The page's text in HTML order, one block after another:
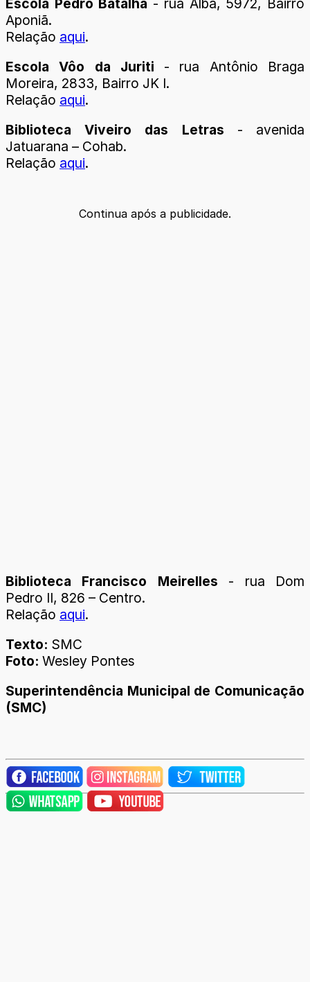
Aponiã.
Relação aqui.
Escola Vôo da Juriti - rua Antônio Braga
Moreira, 2833, Bairro JK I.
Relação aqui.
Biblioteca Viveiro das Letras - avenida
Jatuarana – Cohab.
Relação aqui.
Continua após a publicidade.
Biblioteca Francisco Meirelles - rua Dom
Pedro II, 826 – Centro.
Relação aqui.
Texto: SMC
Foto: Wesley Pontes
Superintendência Municipal de Comunicação
(SMC)